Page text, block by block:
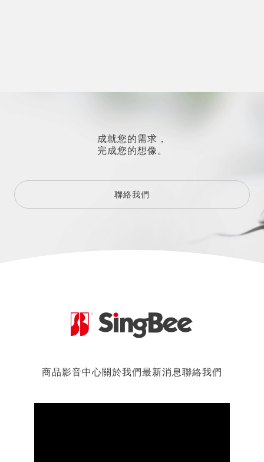
成就您的需求，
完成您的想像。
聯絡我們
商品影音中心關於我們最新消息聯絡我們